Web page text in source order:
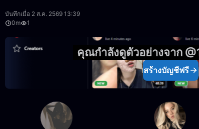
บันทึกเมื่อ 2 ส.ค. 2569 13:39
0m
1
คุณกำลังดูตัวอย่างจาก
สร้างบัญชีฟรี